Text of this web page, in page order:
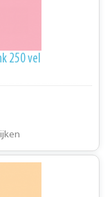
250 vel